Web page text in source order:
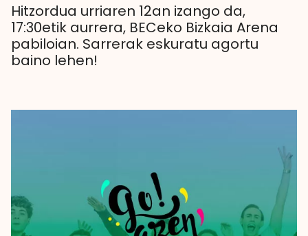
Hitzordua urriaren 12an izango da,
17:30etik aurrera, BECeko Bizkaia Arena
pabiloian. Sarrerak eskuratu agortu
baino lehen!